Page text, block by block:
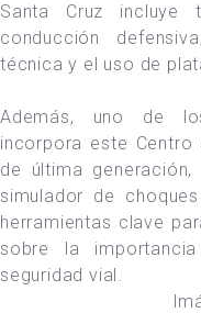
Santa Cruz incluye
conducción
técnica y el uso de
Además, uno de
incorpora este
de última
simulador de
herramientas clave
sobre la
seguridad vial.